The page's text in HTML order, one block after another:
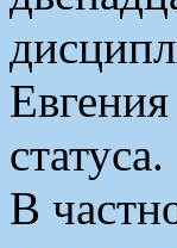
статуса.
В